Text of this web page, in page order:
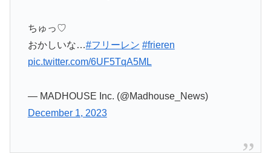
ちゅっ♡
おかしいな…#フリーレン #frieren
pic.twitter.com/6UF5TqA5ML
— MADHOUSE Inc. (@Madhouse_News)
December 1, 2023